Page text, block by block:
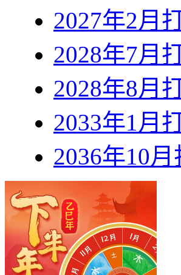
2027年2月
2028年7月
2028年8月
2033年1月
2036年10